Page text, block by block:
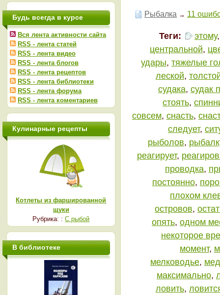
Рыбалка→ 11
Теги: этому
центральной,
удары, тяжелые
леской,
судака, судак
стоять,
совсем, снасть,
следует,
рыболов,
реагирует,
проводка,
постоянно,
плохом
островов,
опять, одном
некоторое
момент,
мелководье,
максимально,
ловить,
Будь всегда в курсе
Вся лента активности сайта
RSS - лента статей
RSS - лента видео
RSS - лента блогов
RSS - лента рецептов
RSS - лента библиотеки
RSS - лента форума
RSS - лента коментариев
Кулинарные рецепты
Котлеты из фаршированной
щуки
Рубрика: :С рыбой
В библиотеке